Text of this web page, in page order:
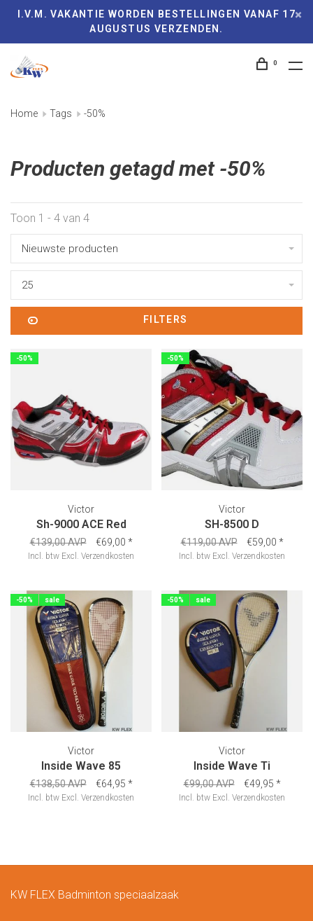
I.V.M. VAKANTIE WORDEN BESTELLINGEN VANAF 17
AUGUSTUS VERZENDEN.
0
Home Tags -50%
Producten getagd met -50%
Toon 1 - 4 van 4
Nieuwste producten
25
FILTERS
-50%
Victor
Sh-9000 ACE Red
€139,00 AVP €69,00 *
Incl. btw Excl. Verzendkosten
-50%
Victor
SH-8500 D
€119,00 AVP €59,00 *
Incl. btw Excl. Verzendkosten
-50% sale
Victor
Inside Wave 85
€138,50 AVP €64,95 *
Incl. btw Excl. Verzendkosten
-50% sale
Victor
Inside Wave Ti
€99,00 AVP €49,95 *
Incl. btw Excl. Verzendkosten
KW FLEX Badminton speciaalzaak